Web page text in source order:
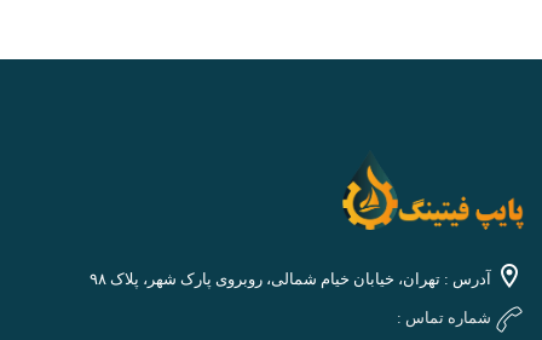
آدرس : تهران، خیابان خیام شمالی، روبروی پارک شهر، پلاک ۹۸
شماره تماس :